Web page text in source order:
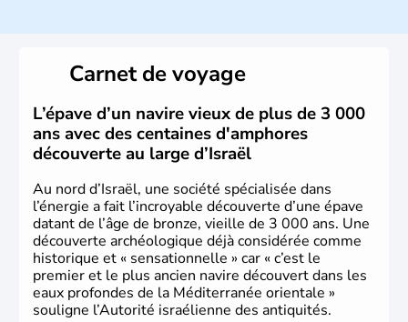
vrai essor économique dans le domaine des nouvelles
Carnet de voyage
L’épave d’un navire vieux de plus de 3 000
ans avec des centaines d'amphores
découverte au large d’Israël
Au nord d’Israël, une société spécialisée dans
l’énergie a fait l’incroyable découverte d’une épave
datant de l’âge de bronze, vieille de 3 000 ans. Une
découverte archéologique déjà considérée comme
historique et « sensationnelle » car « c’est le
premier et le plus ancien navire découvert dans les
eaux profondes de la Méditerranée orientale »
souligne l’Autorité israélienne des antiquités.